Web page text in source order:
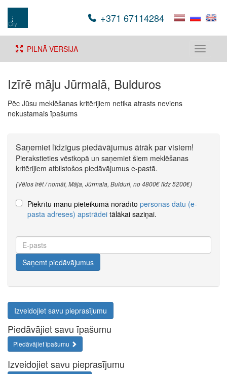
+371 67114284
Toggle
PILNĀ VERSIJA
Izīrē māju Jūrmalā, Bulduros
Pēc Jūsu meklēšanas kritērijiem netika atrasts neviens
nekustamais īpašums
Saņemiet līdzīgus piedāvājumus ātrāk par visiem!
Pierakstieties vēstkopā un saņemiet šiem meklēšanas
kritērijiem atbilstošos piedāvājumus e-pastā.
(Vēlos īrēt / nomāt, Māja, Jūrmala, Bulduri, no 4800€ līdz 5200€)
Piekrītu manu pieteikumā norādīto personas datu (e-
pasta adreses) apstrādei tālākai saziņai.
E-
pasts
Saņemt piedāvājumus
Izveidojiet savu pieprasījumu
Piedāvājiet savu īpašumu
Piedāvājiet īpašumu
Izveidojiet savu pieprasījumu